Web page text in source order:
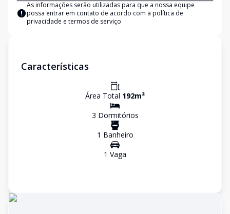
As informações serão utilizadas para que a nossa equipe
possa entrar em contato de acordo com a política de
privacidade e termos de serviço
Características
Área Total 192m²
3 Dormitórios
1 Banheiro
1 Vaga